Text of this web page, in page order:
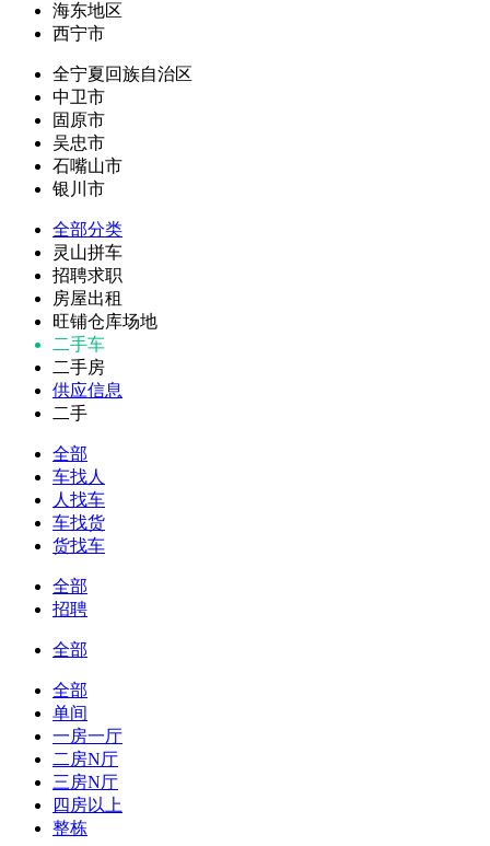
海东地区
西宁市
全宁夏回族自治区
中卫市
固原市
吴忠市
石嘴山市
银川市
全部分类
灵山拼车
招聘求职
房屋出租
旺铺仓库场地
二手车
二手房
供应信息
二手
全部
车找人
人找车
车找货
货找车
全部
招聘
全部
全部
单间
一房一厅
二房N厅
三房N厅
四房以上
整栋